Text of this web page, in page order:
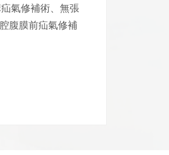
氣修補術、無張
腹膜前疝氣修補